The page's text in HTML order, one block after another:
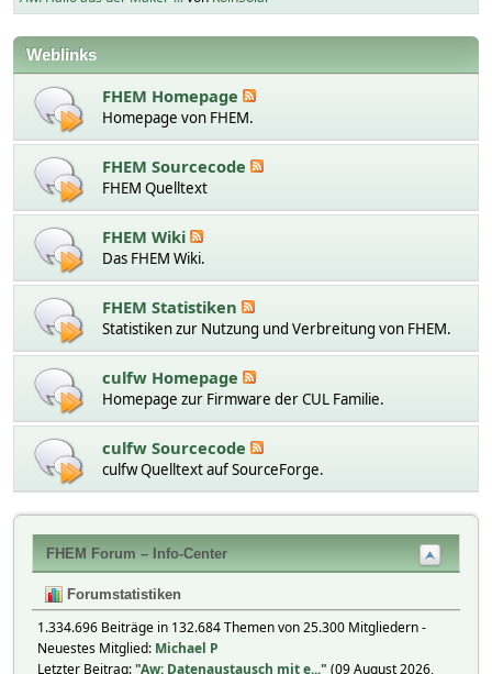
Weblinks
FHEM Homepage
Homepage von FHEM.
FHEM Sourcecode
FHEM Quelltext
FHEM Wiki
Das FHEM Wiki.
FHEM Statistiken
Statistiken zur Nutzung und Verbreitung von FHEM.
culfw Homepage
Homepage zur Firmware der CUL Familie.
culfw Sourcecode
culfw Quelltext auf SourceForge.
FHEM Forum – Info-Center
Forumstatistiken
1.334.696 Beiträge in 132.684 Themen von 25.300 Mitgliedern -
Neuestes Mitglied: Michael P
Letzter Beitrag:"Aw: Datenaustausch mit e..." (09 August 2026,